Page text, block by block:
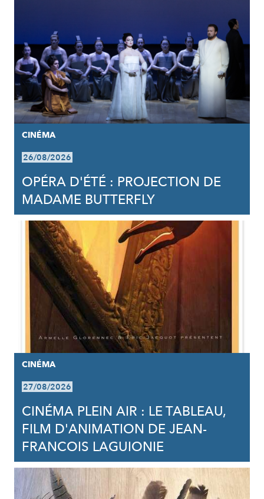
CINÉMA
26/08/2026
OPÉRA D'ÉTÉ : PROJECTION DE
MADAME BUTTERFLY
CINÉMA
27/08/2026
CINÉMA PLEIN AIR : LE TABLEAU,
FILM D'ANIMATION DE JEAN-
FRANCOIS LAGUIONIE